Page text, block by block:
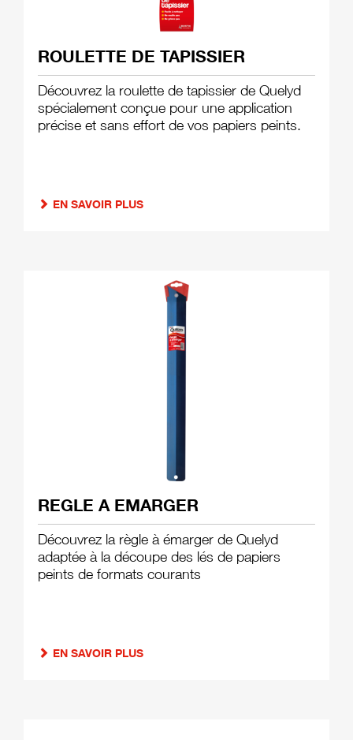
ROULETTE DE TAPISSIER
Découvrez la roulette de tapissier de Quelyd
spécialement conçue pour une application
précise et sans effort de vos papiers peints.
EN SAVOIR PLUS
REGLE A EMARGER
Découvrez la règle à émarger de Quelyd
adaptée à la découpe des lés de papiers
peints de formats courants
EN SAVOIR PLUS